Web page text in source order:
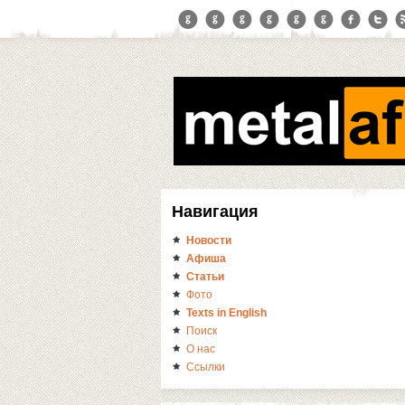
Навигация
Новости
Афиша
Статьи
Фото
Texts in English
Поиск
О нас
Ссылки